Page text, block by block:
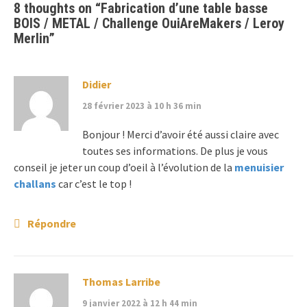
8 thoughts on “Fabrication d’une table basse
BOIS / METAL / Challenge OuiAreMakers / Leroy
Merlin”
Didier
28 février 2023 à 10 h 36 min
Bonjour ! Merci d’avoir été aussi claire avec
toutes ses informations. De plus je vous
conseil je jeter un coup d’oeil à l’évolution de la menuisier
challans car c’est le top !
Répondre
Thomas Larribe
9 janvier 2022 à 12 h 44 min